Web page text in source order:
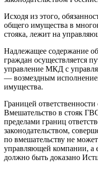
Исходя из этого,
общего имущества в
стояка, лежит на
Надлежащее содержание
граждан осуществляется
управление МКД с
— возмездным
имущества.
Границей
Вмешательство в стояк
пределами границ
законодательством,
по вмешательству не
управляющей компании, а
должно быть доказано